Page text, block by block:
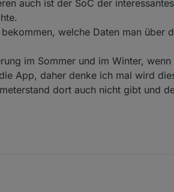
auch ist der SoC der
welche Daten man über
im Sommer und im Winter,
App, daher denke ich mal wird
dort auch nicht gibt und